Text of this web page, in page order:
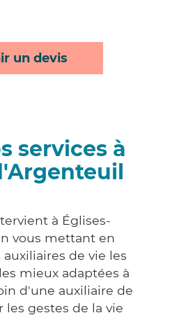
un devis
services à
à Églises-
vous mettant en
de vie les
mieux adaptées à
d'une auxiliaire de
les gestes de la vie